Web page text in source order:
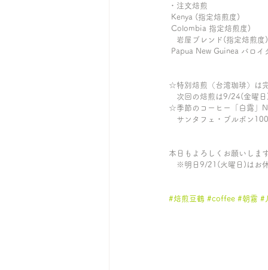
・注文焙煎
Kenya (指定焙煎度)
Colombia 指定焙煎度)
岩屋ブレンド(指定焙煎度)
Papua New Guinea バロ
☆特別焙煎（台湾珈琲）は
次回の焙煎は9/24(金曜日
☆季節のコーヒー「白露」
サンタフェ・ブルボン
本日もよろしくお願いしま
※明日9/21(火曜日)はお
#焙煎豆鶴 #coffee #朝霧 #